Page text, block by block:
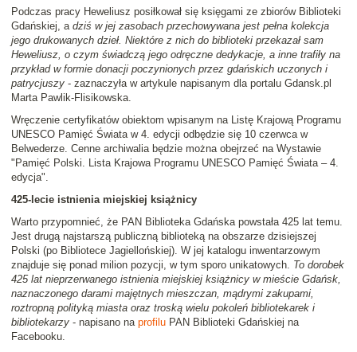
Podczas pracy Heweliusz posiłkował się księgami ze zbiorów Biblioteki
Gdańskiej, a dziś w jej zasobach przechowywana jest pełna kolekcja
jego drukowanych dzieł. Niektóre z nich do biblioteki przekazał sam
Heweliusz, o czym świadczą jego odręczne dedykacje, a inne trafiły na
przykład w formie donacji poczynionych przez gdańskich uczonych i
patrycjuszy - zaznaczyła w artykule napisanym dla portalu Gdansk.pl
Marta Pawlik-Flisikowska.
Wręczenie certyfikatów obiektom wpisanym na Listę Krajową Programu
UNESCO Pamięć Świata w 4. edycji odbędzie się 10 czerwca w
Belwederze. Cenne archiwalia będzie można obejrzeć na Wystawie
"Pamięć Polski. Lista Krajowa Programu UNESCO Pamięć Świata – 4.
edycja".
425-lecie istnienia miejskiej książnicy
Warto przypomnieć, że PAN Biblioteka Gdańska powstała 425 lat temu.
Jest drugą najstarszą publiczną biblioteką na obszarze dzisiejszej
Polski (po Bibliotece Jagiellońskiej). W jej katalogu inwentarzowym
znajduje się ponad milion pozycji, w tym sporo unikatowych. To dorobek
425 lat nieprzerwanego istnienia miejskiej książnicy w mieście Gdańsk,
naznaczonego darami majętnych mieszczan, mądrymi zakupami,
roztropną polityką miasta oraz troską wielu pokoleń bibliotekarek i
bibliotekarzy - napisano na profilu PAN Biblioteki Gdańskiej na
Facebooku.